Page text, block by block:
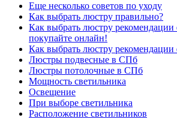
Еще несколько советов по уходу
Как выбрать люстру правильно?
Как выбрать люстру рекомендации
покупайте онлайн!
Как выбрать люстру рекомендации
Люстры подвесные в СПб
Люстры потолочные в СПб
Мощность светильника
Освещение
При выборе светильника
Расположение светильников